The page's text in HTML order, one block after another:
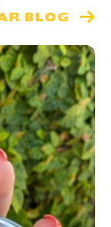
BLOG